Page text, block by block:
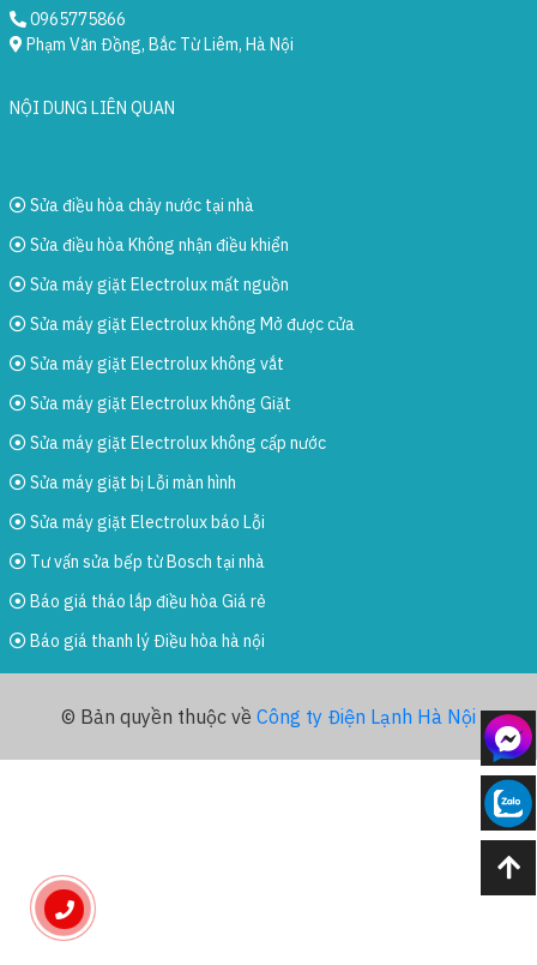
0965775866
Phạm Văn Đồng, Bắc Từ Liêm, Hà Nội
NỘI DUNG LIÊN QUAN
Sửa điều hòa chảy nước tại nhà
Sửa điều hòa Không nhận điều khiển
Sửa máy giặt Electrolux mất nguồn
Sửa máy giặt Electrolux không Mở được cửa
Sửa máy giặt Electrolux không vắt
Sửa máy giặt Electrolux không Giặt
Sửa máy giặt Electrolux không cấp nước
Sửa máy giặt bị Lỗi màn hình
Sửa máy giặt Electrolux báo Lỗi
Tư vấn sửa bếp từ Bosch tại nhà
Báo giá tháo lắp điều hòa Giá rẻ
Báo giá thanh lý Điều hòa hà nội
© Bản quyền thuộc về Công ty Điện Lạnh Hà Nội